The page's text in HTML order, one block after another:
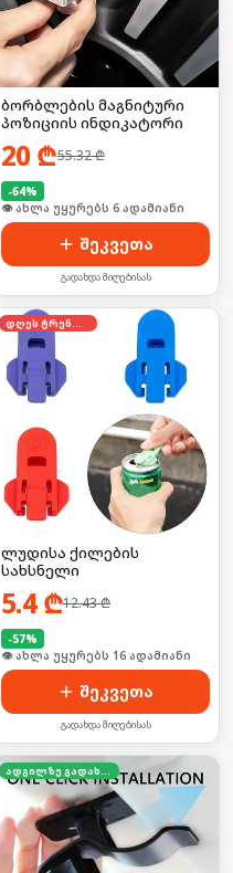
ბორბლების მაგნიტური
პოზიციის ინდიკატორი
20₾55.32₾
-64%
🛒 ბოლო 24სთ-ში იყიდა 6-მა
შეკვეთა
გადახდა მიღებისას
დღეს ტრენდში
ლუდისა ქილების
სახსნელი
5.4₾12.43₾
-57%
🛒 ბოლო 24სთ-ში იყიდა 20-მა
შეკვეთა
გადახდა მიღებისას
ადგილზე გადახდა